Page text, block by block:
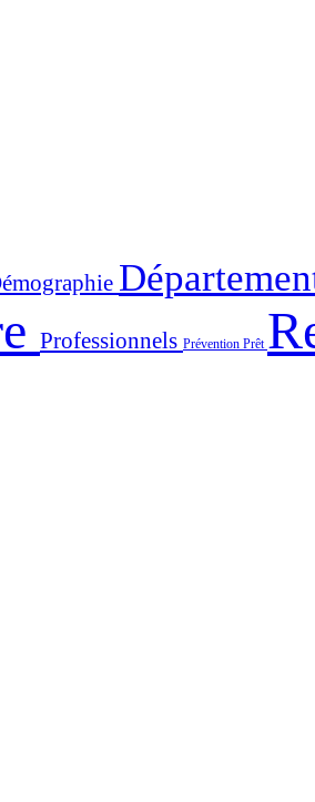
Professionnels Prévention Prêt